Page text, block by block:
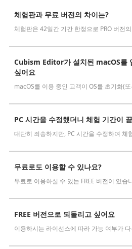
쿠키(Cookie) 동의 설정 내용을 변경하
알파 버전의 Cubism Editor에서 생성
Cubism Editor가 원활하게 작동하는
AI가 사용된 콘텐츠에 Cubism Editor,
사용해도 되나요?
RLM_DIAGNOSTICS.log 확인 방법
라이선스 키를 모르겠어요
Cubism 2.1 모델이나 모션은 새로운
해지하고 싶어요(갱신을 정지하고 싶
YouTube나 Twitch 방송에 사용하고 싶
체를 고려 중인 경우
요
체험판과 무료 버전의 차이는?
Cubism Editor가 설치된 macOS를
싶어요
PC 시간을 수정했더니 체험 기간이
무료로도 이용할 수 있나요?
FREE 버전으로 되돌리고 싶어요